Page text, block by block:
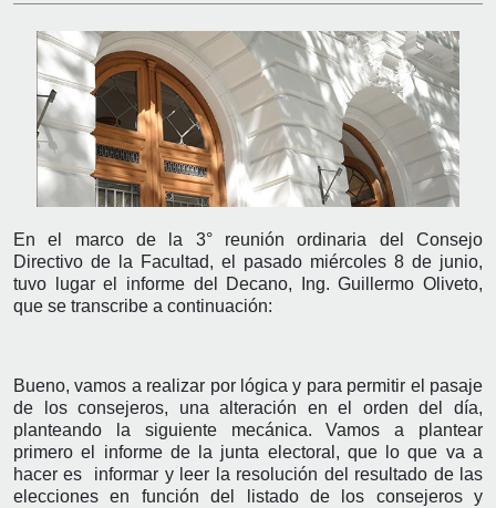
En el marco de la 3° reunión ordinaria del Consejo
Directivo de la Facultad, el pasado miércoles 8 de junio,
tuvo lugar el informe del Decano, Ing. Guillermo Oliveto,
que se transcribe a continuación:
Bueno, vamos a realizar por lógica y para permitir el pasaje
de los consejeros, una alteración en el orden del día,
planteando la siguiente mecánica. Vamos a plantear
primero el informe de la junta electoral, que lo que va a
hacer es informar y leer la resolución del resultado de las
elecciones en función del listado de los consejeros y